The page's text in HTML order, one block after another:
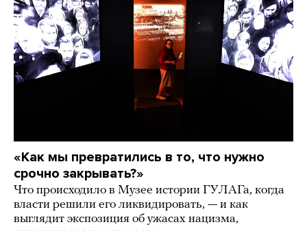
«Как мы превратились в то, что нужно
срочно закрывать?»
Что происходило в Музее истории ГУЛАГа, когда
власти решили его ликвидировать, — и как
выглядит экспозиция об ужасах нацизма,